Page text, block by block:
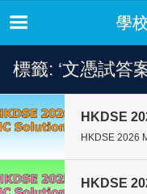
學
標籤: ‘文憑試答
HKDSE
HKDSE